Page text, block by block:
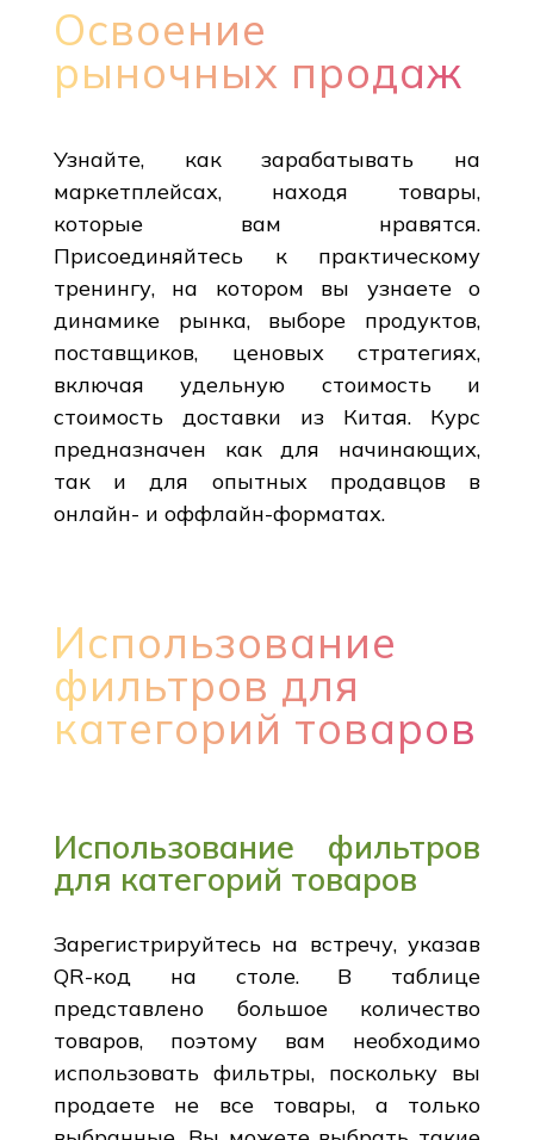
Освоение
рыночных продаж
Узнайте, как зарабатывать на
маркетплейсах, находя товары,
которые вам нравятся.
Присоединяйтесь к практическому
тренингу, на котором вы узнаете о
динамике рынка, выборе продуктов,
поставщиков, ценовых стратегиях,
включая удельную стоимость и
стоимость доставки из Китая. Курс
предназначен как для начинающих,
так и для опытных продавцов в
онлайн- и оффлайн-форматах.
Использование
фильтров для
категорий товаров
Использование фильтров
для категорий товаров
Зарегистрируйтесь на встречу, указав
QR-код на столе. В таблице
представлено большое количество
товаров, поэтому вам необходимо
использовать фильтры, поскольку вы
продаете не все товары, а только